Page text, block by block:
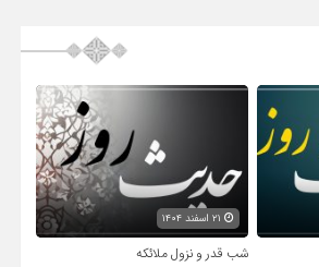
شب قدر و نزول ملائکه